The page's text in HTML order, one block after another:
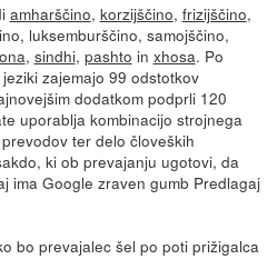
amharščino, korzijščino, frizijščino,
luksemburščino, samojščino,
, sindhi, pashto in xhosa. Po
zajemajo 99 odstotkov
dodatkom podprli 120
uporablja kombinacijo strojnega
ter delo človeških
ki ob prevajanju ugotovi, da
ima Google zraven gumb Predlagaj
bo prevajalec šel po poti prižigalca